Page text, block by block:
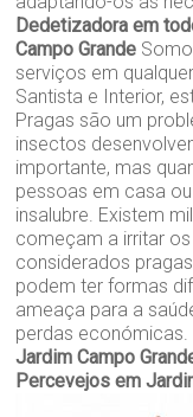
Dedetizadora em
Campo Grande
serviços em
Santista e Interior,
Pragas são um
insectos
importante, mas
pessoas em casa
insalubre. Existem
começam a irritar
considerados
podem ter formas
ameaça para a
perdas económicas.
Jardim Campo
Percevejos em